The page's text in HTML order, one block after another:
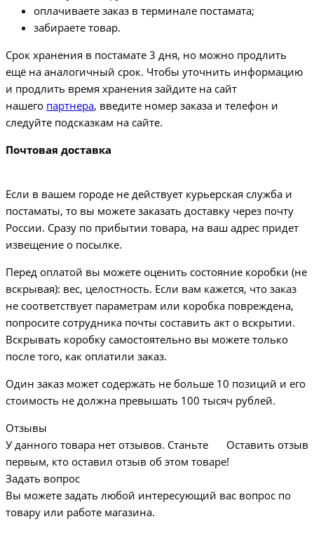
оплачиваете заказ в терминале постамата;
забираете товар.
Срок хранения в постамате 3 дня, но можно продлить
ещё на аналогичный срок. Чтобы уточнить информацию
и продлить время хранения зайдите на сайт
нашего партнера, введите номер заказа и телефон и
следуйте подсказкам на сайте.
Почтовая доставка
Если в вашем городе не действует курьерская служба и
постаматы, то вы можете заказать доставку через почту
России. Сразу по прибытии товара, на ваш адрес придет
извещение о посылке.
Перед оплатой вы можете оценить состояние коробки (не
вскрывая): вес, целостность. Если вам кажется, что заказ
не соответствует параметрам или коробка повреждена,
попросите сотрудника почты составить акт о вскрытии.
Вскрывать коробку самостоятельно вы можете только
после того, как оплатили заказ.
Один заказ может содержать не больше 10 позиций и его
стоимость не должна превышать 100 тысяч рублей.
Отзывы
Оставить отзыв
У данного товара нет отзывов. Станьте
первым, кто оставил отзыв об этом товаре!
Задать вопрос
Вы можете задать любой интересующий вас вопрос по
товару или работе магазина.